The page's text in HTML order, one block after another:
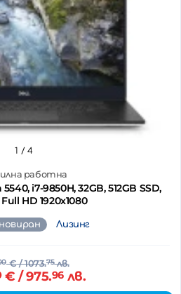
работна
i7-9850H, 32GB, 512GB SSD,
Full HD 1920x1080
1 / 4
Лизинг
€/ 1073.75лв.
€/ 975.96лв.